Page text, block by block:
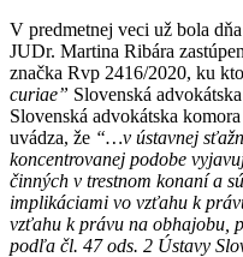
V predmetnej veci už bola
JUDr. Martina Ribára
značka Rvp 2416/2020, ku
curiae” Slovenská
Slovenská advokátska
uvádza, že “…v ústavnej
koncentrovanej podobe
činných v trestnom konaní a
implikáciami vo vzťahu k
vzťahu k právu na obhajobu,
podľa čl. 47 ods. 2 Ústavy